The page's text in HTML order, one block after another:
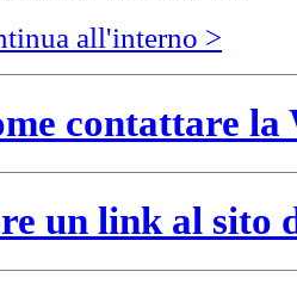
all'interno >
contattare
un link al sito